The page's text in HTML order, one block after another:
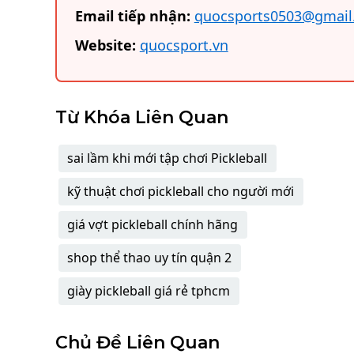
Email tiếp nhận:
Website: quocsport.vn
Từ Khóa Liên Quan
sai lầm khi mới tập chơi Pickleball
kỹ thuật chơi pickleball cho người mới
giá vợt pickleball chính hãng
shop thể thao uy tín quận 2
giày pickleball giá rẻ tphcm
Chủ Đề Liên Quan